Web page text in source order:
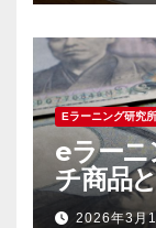
Eラーニング研究所
eラーニ
チ商品
習最前線
2026年3月